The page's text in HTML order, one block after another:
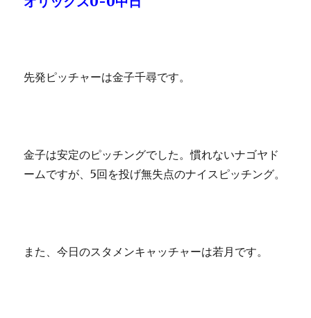
先発ピッチャーは金子千尋です。
金子は安定のピッチングでした。慣れないナゴヤド
ームですが、5回を投げ無失点のナイスピッチング。
また、今日のスタメンキャッチャーは若月です。